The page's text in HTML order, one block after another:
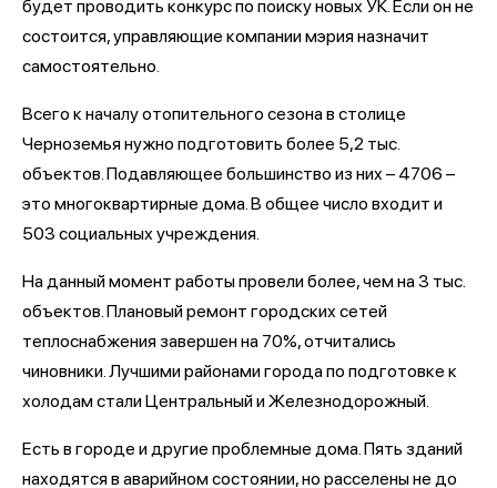
будет проводить конкурс по поиску новых УК. Если он не
состоится, управляющие компании мэрия назначит
самостоятельно.
Всего к началу отопительного сезона в столице
Черноземья нужно подготовить более 5,2 тыс.
объектов. Подавляющее большинство из них – 4706 –
это многоквартирные дома. В общее число входит и
503 социальных учреждения.
На данный момент работы провели более, чем на 3 тыс.
объектов. Плановый ремонт городских сетей
теплоснабжения завершен на 70%, отчитались
чиновники. Лучшими районами города по подготовке к
холодам стали Центральный и Железнодорожный.
Есть в городе и другие проблемные дома. Пять зданий
находятся в аварийном состоянии, но расселены не до